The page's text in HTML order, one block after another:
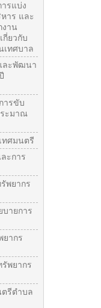
รแบ่ง
าร และ
งาน
กี่ยวกับ
เทศบาล
ละพัฒนา
ารขับ
ระมาณ
ทศมนตรี
ะการ
พยากร
บายการ
ยากร
พยากร
ตรีตำบล